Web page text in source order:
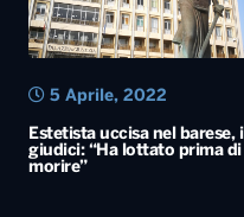
Estetista uccisa nel barese, i
giudici: “Ha lottato prima di
morire”
5 Aprile, 2022